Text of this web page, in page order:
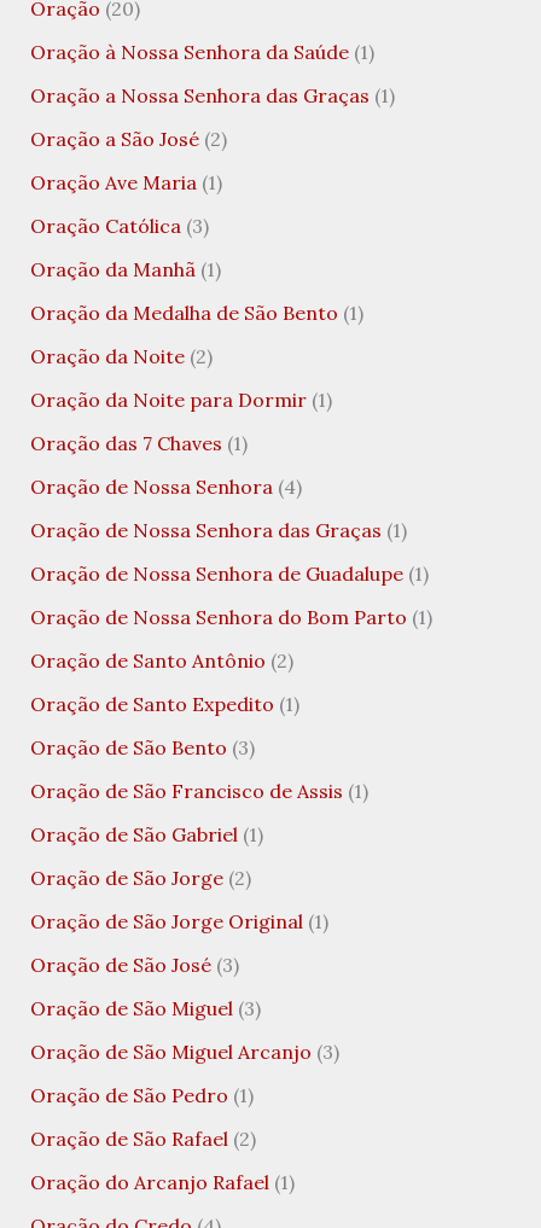
Oração (20)
Oração à Nossa Senhora da Saúde(1)
Oração a Nossa Senhora das Graças (1)
Oração a São José(2)
Oração Ave Maria (1)
Oração Católica (3)
Oração da Manhã (1)
Oração da Medalha de São Bento (1)
Oração da Noite(2)
Oração da Noite para Dormir(1)
Oração das 7 Chaves (1)
Oração de Nossa Senhora (4)
Oração de Nossa Senhora das Graças (1)
Oração de Nossa Senhora de Guadalupe(1)
Oração de Nossa Senhora do Bom Parto (1)
Oração de Santo Antônio (2)
Oração de Santo Expedito (1)
Oração de São Bento (3)
Oração de São Francisco de Assis (1)
Oração de São Gabriel (1)
Oração de São Jorge(2)
Oração de São Jorge Original (1)
Oração de São José(3)
Oração de São Miguel (3)
Oração de São Miguel Arcanjo (3)
Oração de São Pedro (1)
Oração de São Rafael (2)
Oração do Arcanjo Rafael (1)